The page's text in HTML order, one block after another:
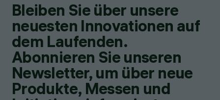
Bleiben Sie über unsere
neuesten Innovationen auf
dem Laufenden.
Abonnieren Sie unseren
Newsletter, um über neue
Produkte, Messen und